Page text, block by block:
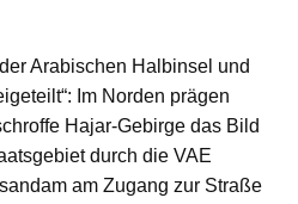
Arabischen Halbinsel und
Im Norden prägen
Hajar-Gebirge das Bild
durch die VAE
am Zugang zur Straße